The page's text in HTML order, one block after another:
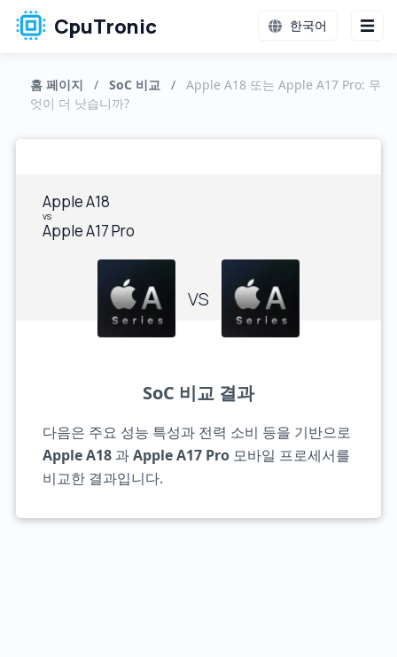
CpuTronic 한국어
홈 페이지 / SoC 비교 /
Apple A18 또는 Apple A17 Pro: 무
엇이 더 낫습니까?
Apple A18
vs
Apple A17 Pro
VS
SoC 비교 결과
다음은 주요 성능 특성과 전력 소비 등을 기반으로
Apple A18과Apple A17 Pro모바일 프로세서를
비교한 결과입니다.